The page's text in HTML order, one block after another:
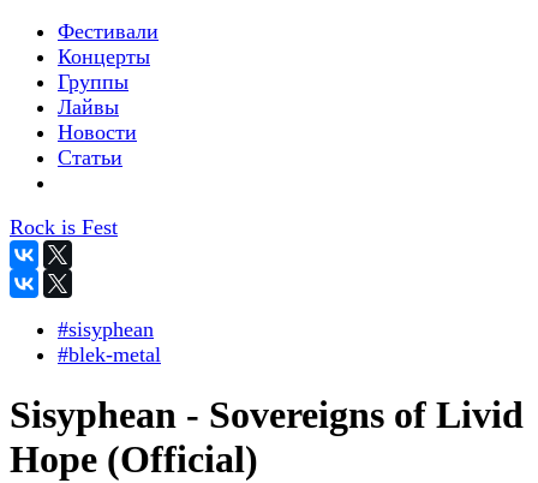
Фестивали
Концерты
Группы
Лайвы
Новости
Статьи
Rock is Fest
#sisyphean
#blek-metal
Sisyphean - Sovereigns of Livid
Hope (Official)